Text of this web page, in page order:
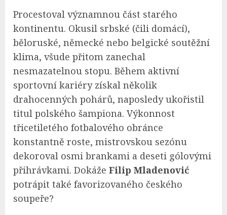
Procestoval významnou část starého
kontinentu. Okusil srbské (čili domácí),
běloruské, německé nebo belgické soutěžní
klima, všude přitom zanechal
nesmazatelnou stopu. Během aktivní
sportovní kariéry získal několik
drahocenných pohárů, naposledy ukořistil
titul polského šampiona. Výkonnost
třicetiletého fotbalového obránce
konstantně roste, mistrovskou sezónu
dekoroval osmi brankami a deseti gólovými
přihrávkami. Dokáže Filip Mladenović
potrápit také favorizovaného českého
soupeře?